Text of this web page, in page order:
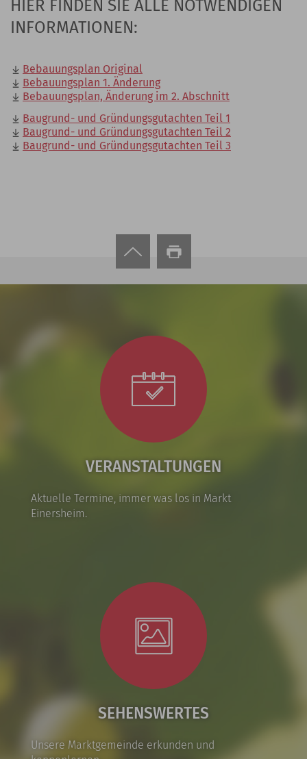
HIER FINDEN SIE ALLE NOTWENDIGEN
INFORMATIONEN:
Bebauungsplan Original
Bebauungsplan 1. Änderung
Bebauungsplan, Änderung im 2. Abschnitt
Baugrund- und Gründungsgutachten Teil 1
Baugrund- und Gründungsgutachten Teil 2
Baugrund- und Gründungsgutachten Teil 3
VERANSTALTUNGEN
Aktuelle Termine, immer was los in Markt
Einersheim.
SEHENSWERTES
Unsere Marktgemeinde erkunden und